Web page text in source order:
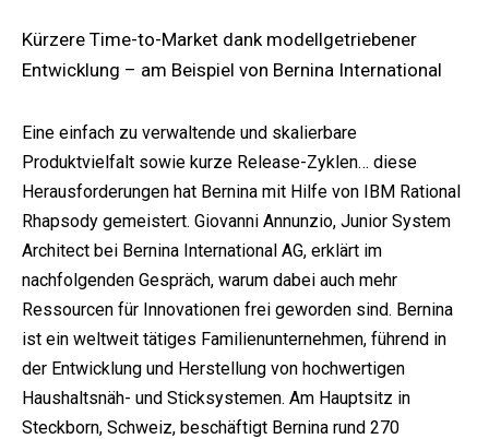
Kürzere Time-to-Market dank modellgetriebener
Entwicklung – am Beispiel von Bernina International
Eine einfach zu verwaltende und skalierbare
Produktvielfalt sowie kurze Release-Zyklen… diese
Herausforderungen hat Bernina mit Hilfe von IBM Rational
Rhapsody gemeistert. Giovanni Annunzio, Junior System
Architect bei Bernina International AG, erklärt im
nachfolgenden Gespräch, warum dabei auch mehr
Ressourcen für Innovationen frei geworden sind. Bernina
ist ein weltweit tätiges Familienunternehmen, führend in
der Entwicklung und Herstellung von hochwertigen
Haushaltsnäh- und Sticksystemen. Am Hauptsitz in
Steckborn, Schweiz, beschäftigt Bernina rund 270